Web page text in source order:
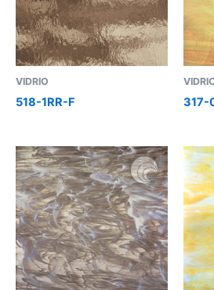
VIDRIO
518-1RR-F 317-